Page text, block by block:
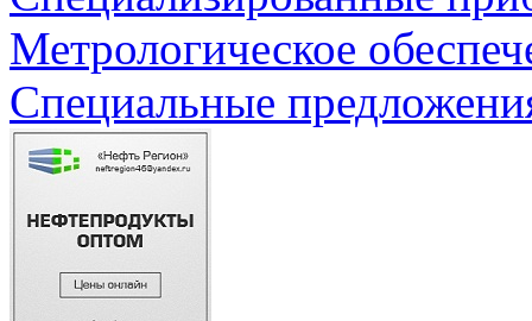
Метрологическое
Специальные